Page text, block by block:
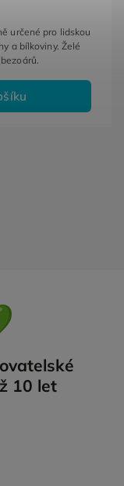
určené pro lidskou
a bílkoviny. Želé
10 let